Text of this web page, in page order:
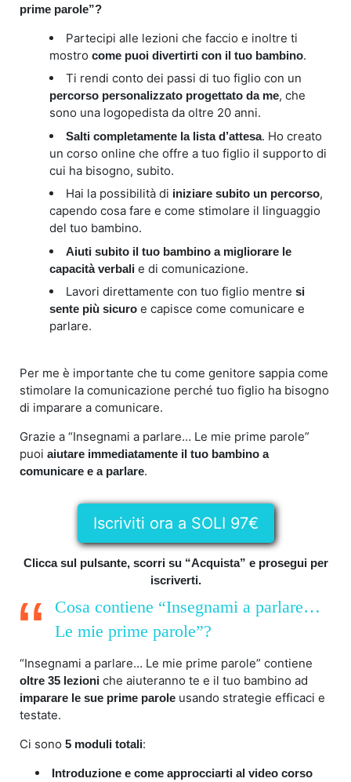
prime parole”?
Partecipi alle lezioni che faccio e inoltre ti
mostro come puoi divertirti con il tuo bambino.
Ti rendi conto dei passi di tuo figlio con un
percorso personalizzato progettato da me, che
sono una logopedista da oltre 20 anni.
Salti completamente la lista d’attesa. Ho creato
un corso online che offre a tuo figlio il supporto di
cui ha bisogno, subito.
Hai la possibilità di iniziare subito un percorso,
capendo cosa fare e come stimolare il linguaggio
del tuo bambino.
Aiuti subito il tuo bambino a migliorare le
capacità verbali e di comunicazione.
Lavori direttamente con tuo figlio mentre si
sente più sicuro e capisce come comunicare e
parlare.
Per me è importante che tu come genitore sappia come
stimolare la comunicazione perché tuo figlio ha bisogno
di imparare a comunicare.
Grazie a “Insegnami a parlare… Le mie prime parole”
puoi aiutare immediatamente il tuo bambino a
comunicare e a parlare.
Iscriviti ora a SOLI 97€
Clicca sul pulsante, scorri su “Acquista” e prosegui per
iscriverti.
Cosa contiene “Insegnami a parlare…
Le mie prime parole”?
“Insegnami a parlare… Le mie prime parole” contiene
oltre 35 lezioni che aiuteranno te e il tuo bambino ad
imparare le sue prime parole usando strategie efficaci e
testate.
Ci sono 5 moduli totali:
Introduzione e come approcciarti al video corso